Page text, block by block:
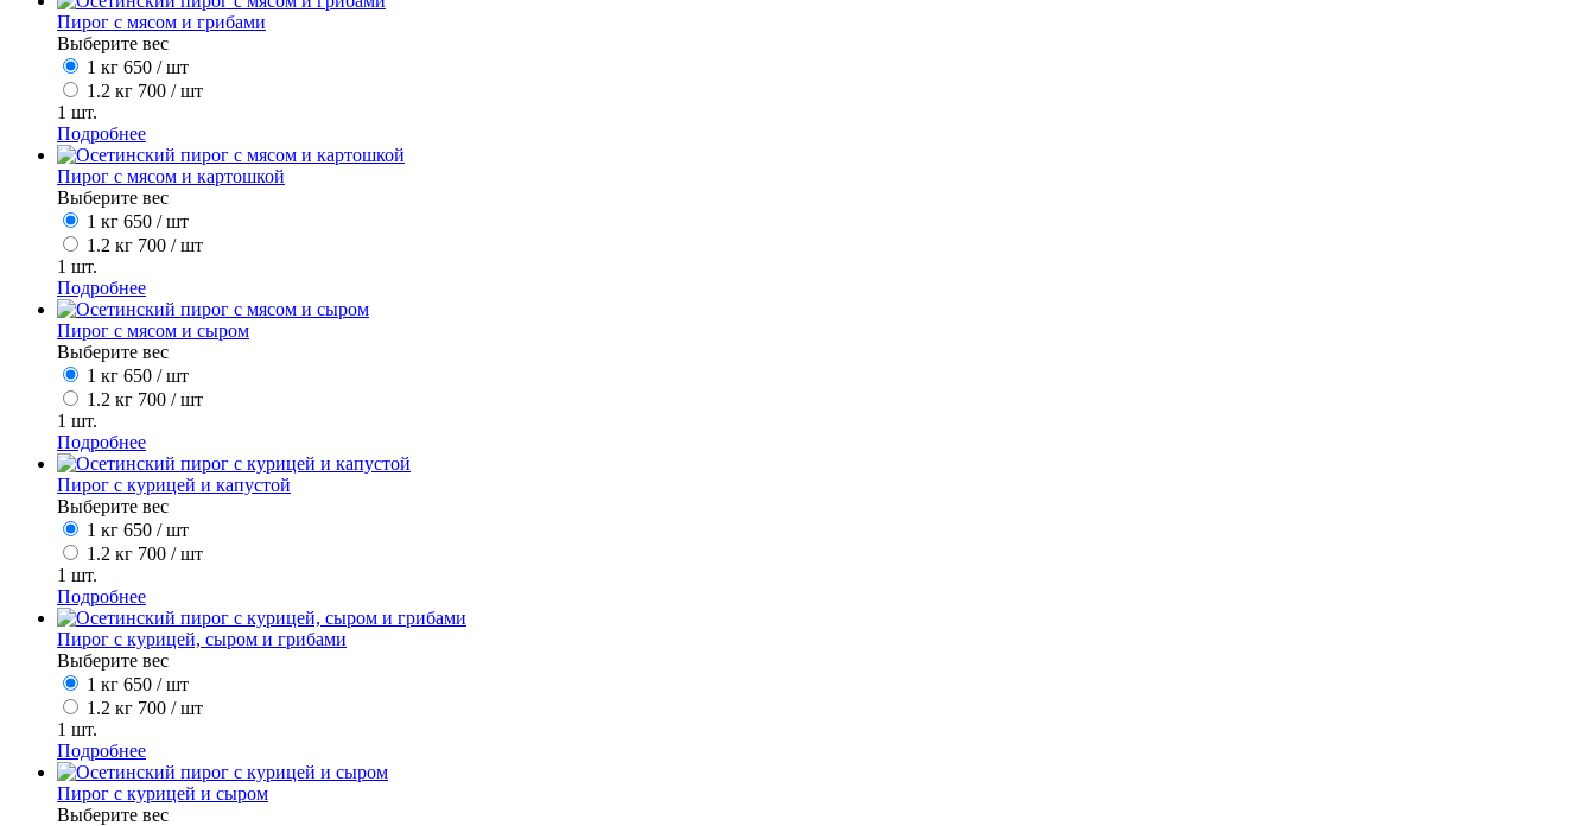
Пирог с мясом и грибами
Выберите вес
1 кг 650 / шт
1.2 кг 700 / шт
1 шт.
Подробнее
Пирог с мясом и картошкой
Выберите вес
1 кг 650 / шт
1.2 кг 700 / шт
1 шт.
Подробнее
Пирог с мясом и сыром
Выберите вес
1 кг 650 / шт
1.2 кг 700 / шт
1 шт.
Подробнее
Пирог с курицей и капустой
Выберите вес
1 кг 650 / шт
1.2 кг 700 / шт
1 шт.
Подробнее
Пирог с курицей, сыром и грибами
Выберите вес
1 кг 650 / шт
1.2 кг 700 / шт
1 шт.
Подробнее
Пирог с курицей и сыром
Выберите вес